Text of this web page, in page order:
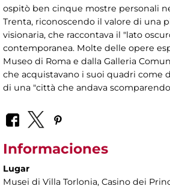
ospitò ben cinque mostre personali
Trenta, riconoscendo il valore di una
visionaria, che raccontava il "lato
contemporanea. Molte delle opere
Museo di Roma e dalla Galleria
che acquistavano i suoi quadri come
di una "città che andava
Informaciones
Lugar
Musei di Villa Torlonia, Casino dei